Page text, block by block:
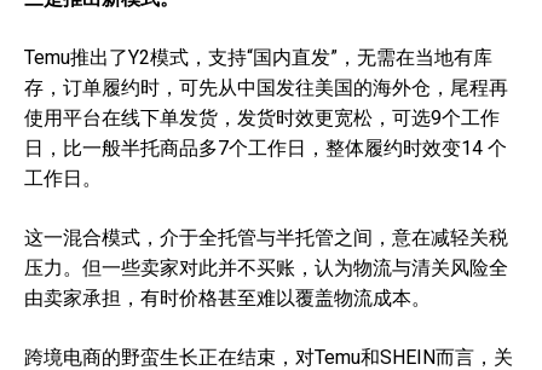
Temu推出了Y2模式，支持“国内直发”，无需在当地有库
存，订单履约时，可先从中国发往美国的海外仓，尾程再
使用平台在线下单发货，发货时效更宽松，可选9个工作
日，比一般半托商品多7个工作日，整体履约时效变14 个
工作日。
这一混合模式，介于全托管与半托管之间，意在减轻关税
压力。但一些卖家对此并不买账，认为物流与清关风险全
由卖家承担，有时价格甚至难以覆盖物流成本。
跨境电商的野蛮生长正在结束，对Temu和SHEIN而言，关